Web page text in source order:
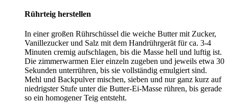
Rührteig herstellen
In einer großen Rührschüssel die weiche Butter mit Zucker,
Vanillezucker und Salz mit dem Handrührgerät für ca. 3-4
Minuten cremig aufschlagen, bis die Masse hell und luftig ist.
Die zimmerwarmen Eier einzeln zugeben und jeweils etwa 30
Sekunden unterrühren, bis sie vollständig emulgiert sind.
Mehl und Backpulver mischen, sieben und nur ganz kurz auf
niedrigster Stufe unter die Butter-Ei-Masse rühren, bis gerade
so ein homogener Teig entsteht.